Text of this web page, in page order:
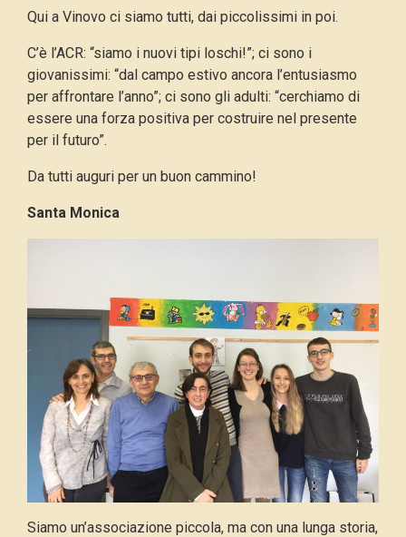
Qui a Vinovo ci siamo tutti, dai piccolissimi in poi.
C’è l’ACR: “siamo i nuovi tipi loschi!”; ci sono i
giovanissimi: “dal campo estivo ancora l’entusiasmo
per affrontare l’anno”; ci sono gli adulti: “cerchiamo di
essere una forza positiva per costruire nel presente
per il futuro”.
Da tutti auguri per un buon cammino!
Santa Monica
Siamo un’associazione piccola, ma con una lunga storia,